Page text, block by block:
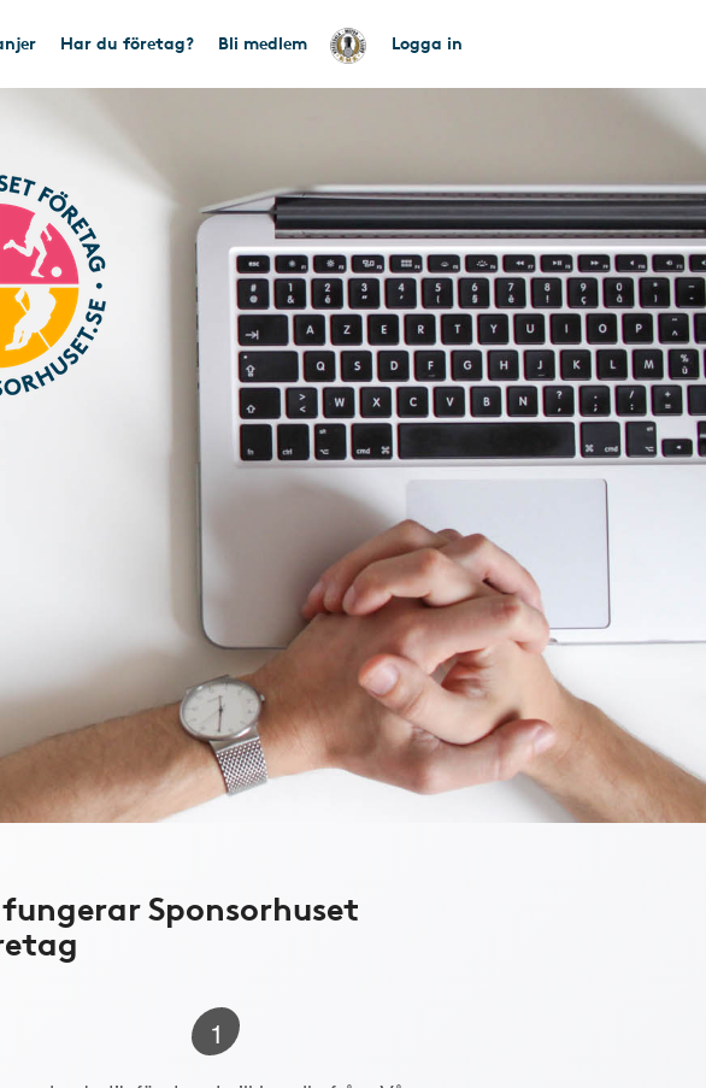
Har du företag? Bli medlem Logga in
Sponsorhuset
1